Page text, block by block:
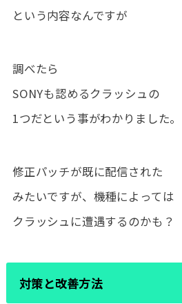
という内容なんですが
調べたら
SONYも認めるクラッシュの
1つだという事がわかりました。
修正パッチが既に配信された
みたいですが、機種によっては
クラッシュに遭遇するのかも？
対策と改善方法